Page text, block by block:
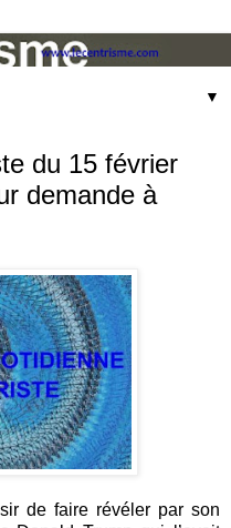
▼
du 15 février
demande à
de faire révéler par son